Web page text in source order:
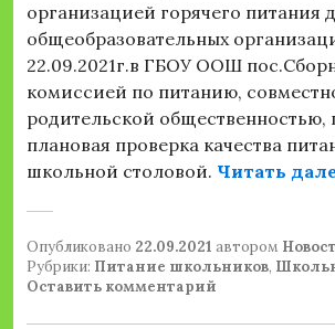
организацией горячего питания
общеобразовательных
22.09.2021г.в ГБОУ ООШ
комиссией по питанию,
родительской общественностью,
плановая проверка качества
школьной столовой. Читать
Опубликовано 22.09.2021 автором
Рубрики: Питание школьников,
Оставить комментарий